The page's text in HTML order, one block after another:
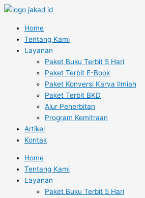
Skip
contentHome
Tentang Kami
Layanan
Paket Buku Terbit 5 Hari
Paket Terbit E-Book
Paket Konversi Karya Ilmiah
Paket Terbit BKD
Alur Penerbitan
Program Kemitraan
Artikel
Kontak
Home
Tentang Kami
Layanan
Paket Buku Terbit 5 Hari
Name*
Email*
Website